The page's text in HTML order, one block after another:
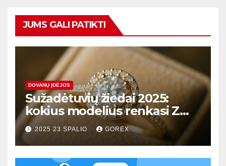
JUMS GALI PATIKTI
DOVANŲ ĮDĖJOS
Sužadėtuvių žiedai 2025:
kokius modelius renkasi Z
karta?
2025 23 SPALIO GOREX